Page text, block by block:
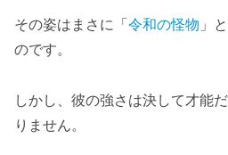
その姿はまさに「令和の怪物 」
のです。
しかし、彼の強さは決して才能
りません。